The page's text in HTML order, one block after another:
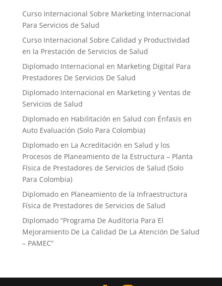
Curso Internacional Sobre Marketing Internacional
Para Servicios de Salud
Curso Internacional Sobre Calidad y Productividad
en la Prestación de Servicios de Salud
Diplomado Internacional en Marketing Digital Para
Prestadores De Servicios De Salud
Diplomado Internacional en Marketing y Ventas de
Servicios de Salud
Diplomado en Habilitación en Salud con Énfasis en
Auto Evaluación ​(Solo Para Colombia)
Diplomado en La Acreditación en Salud y los
Procesos de Planeamiento de la Estructura – Planta
Física de Prestadores de Servicios de Salud (Solo
Para Colombia)
Diplomado en Planeamiento de la Infraestructura
Física de Prestadores de Servicios de Salud
Diplomado “Programa De Auditoria Para El
Mejoramiento ​De La Calidad De La Atención De Salud
– PAMEC”